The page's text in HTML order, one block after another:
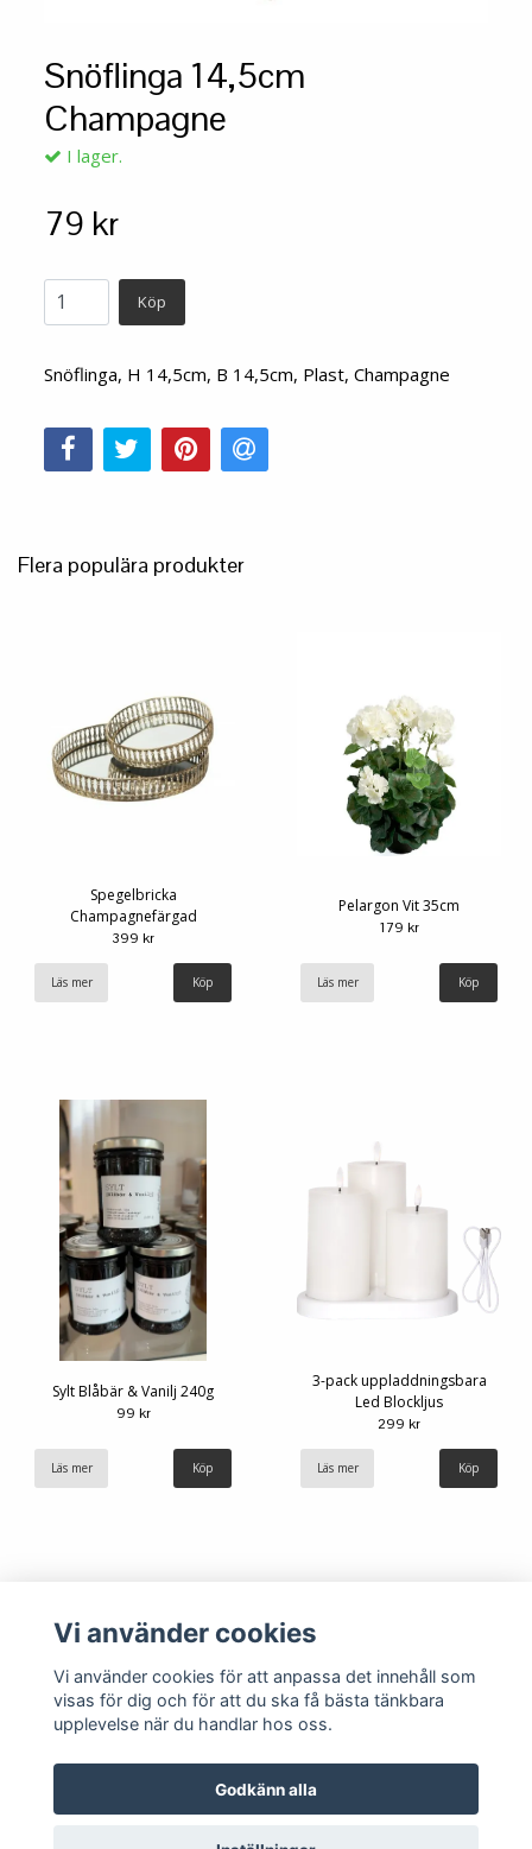
Snöflinga 14,5cm
Champagne
I lager.
79 kr
Köp
Snöflinga, H 14,5cm, B 14,5cm, Plast, Champagne
Flera populära produkter
Spegelbricka
Champagnefärgad
399 kr
Läs mer Köp
Pelargon Vit 35cm
179 kr
Läs mer
Sylt Blåbär & Vanilj 240g
99 kr
Läs mer
3-pack uppladdningsbara
Led Blockljus
299 kr
Läs mer
Vi använder cookies
Vi använder cookies för att anpassa det innehåll som
visas för dig och för att du ska få bästa tänkbara
upplevelse när du handlar hos oss.
Godkänn alla